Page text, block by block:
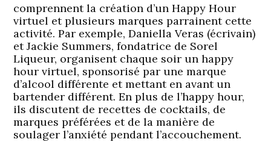
comprennent la création d’un Happy Hour
virtuel et plusieurs marques parrainent cette
activité. Par exemple, Daniella Veras (écrivain)
et Jackie Summers, fondatrice de Sorel
Liqueur, organisent chaque soir un happy
hour virtuel, sponsorisé par une marque
d’alcool différente et mettant en avant un
bartender différent. En plus de l’happy hour,
ils discutent de recettes de cocktails, de
marques préférées et de la manière de
soulager l’anxiété pendant l’accouchement.